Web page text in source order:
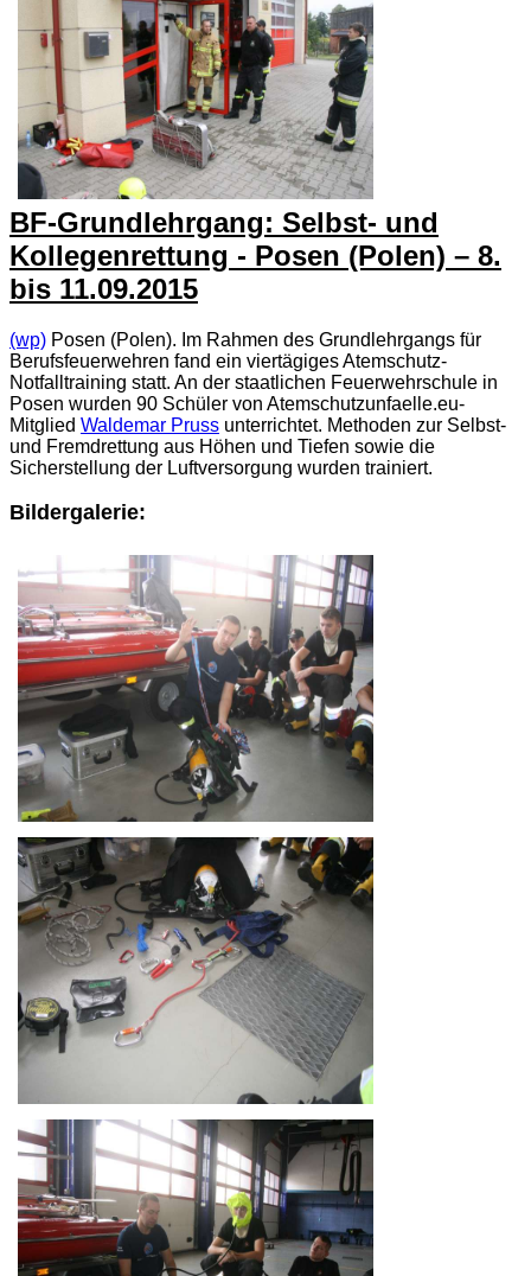
BF-Grundlehrgang: Selbst- und
Kollegenrettung - Posen (Polen) – 8.
bis 11.09.2015
(wp) Posen (Polen). Im Rahmen des Grundlehrgangs für
Berufsfeuerwehren fand ein viertägiges Atemschutz-
Notfalltraining statt. An der staatlichen Feuerwehrschule in
Posen wurden 90 Schüler von Atemschutzunfaelle.eu-
Mitglied Waldemar Pruss unterrichtet. Methoden zur Selbst-
und Fremdrettung aus Höhen und Tiefen sowie die
Sicherstellung der Luftversorgung wurden trainiert.
Bildergalerie: